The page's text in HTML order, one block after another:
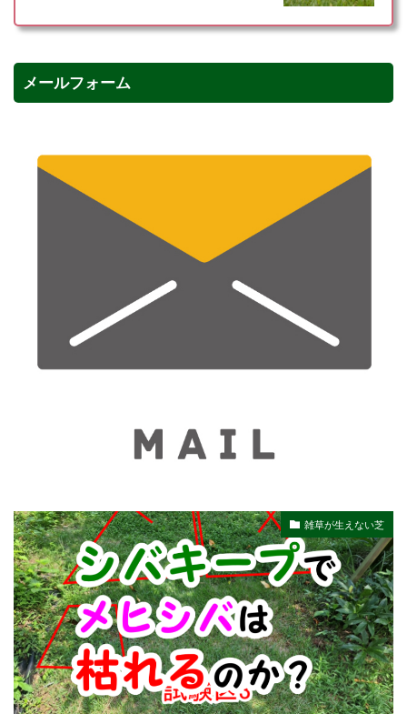
メールフォーム
雑草が生えない芝